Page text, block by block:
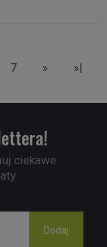
7 » »|
ciekawe